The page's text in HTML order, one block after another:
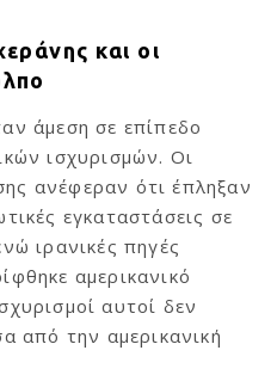
και οι
άμεση σε επίπεδο
ισχυρισμών. Οι
ανέφεραν ότι έπληξαν
εγκαταστάσεις σε
ιρανικές πηγές
αμερικανικό
αυτοί δεν
από την αμερικανική